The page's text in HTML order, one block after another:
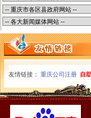
汉中分公司地质大队智慧社
重庆市品经营企业GSP认证
渝中区开分公司流程
重庆新房-土巴兔装修问答
长寿经开区造“重庆制造”新
重庆信息技术专员招聘_重
重庆3-5万二手轿车报价_重
重庆开荒保洁如何收费_开
【大足经理/管理招聘|大足
友情链接： 重庆公司注册 自